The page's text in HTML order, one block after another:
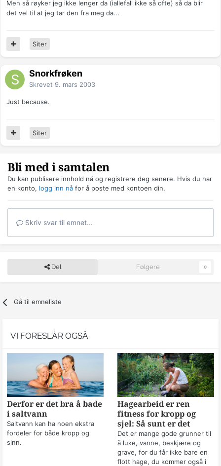
Men så røyker jeg ikke lenger da (iallefall ikke så ofte) så da blir
det vel til at jeg tar den fra meg da...
Siter
Snorkfrøken
Skrevet 9. mars 2003
Just because.
Siter
Bli med i samtalen
Du kan publisere innhold nå og registrere deg senere. Hvis du har
en konto, logg inn nå for å poste med kontoen din.
Skriv svar til emnet...
Del Følgere 0
Gå til emneliste
VI FORESLÅR OGSÅ
Derfor er det bra å bade
i saltvann
Saltvann kan ha noen ekstra
fordeler for både kropp og
sinn.
Hagearbeid er ren
fitness for kropp og
sjel: Så sunt er det
Det er mange gode grunner til
å luke, vanne, beskjære og
grave, for du får ikke bare en
flott hage, du kommer også i